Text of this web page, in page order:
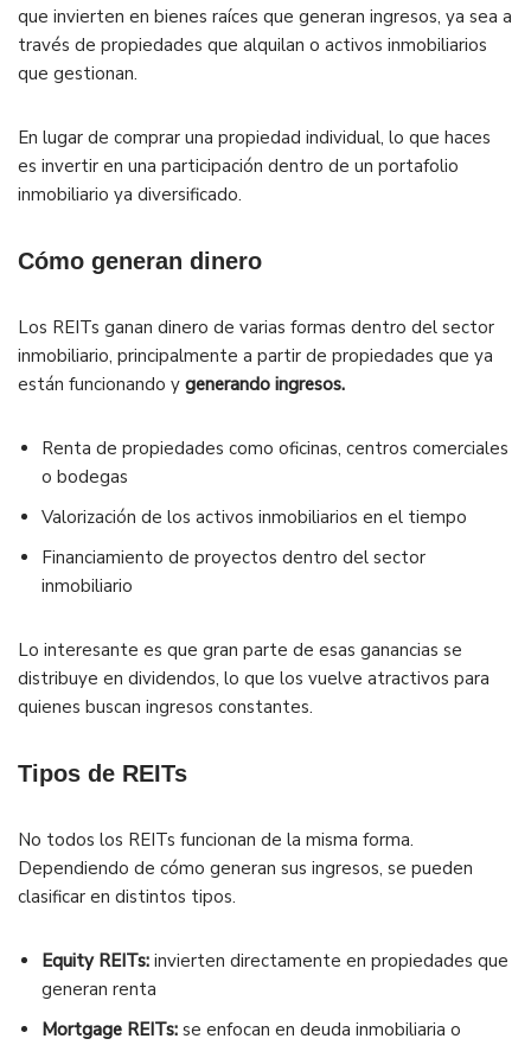
que invierten en bienes raíces que generan ingresos, ya sea a
través de propiedades que alquilan o activos inmobiliarios
que gestionan.
En lugar de comprar una propiedad individual, lo que haces
es invertir en una participación dentro de un portafolio
inmobiliario ya diversificado.
Cómo generan dinero
Los REITs ganan dinero de varias formas dentro del sector
inmobiliario, principalmente a partir de propiedades que ya
están funcionando y generando ingresos.
Renta de propiedades como oficinas, centros comerciales
o bodegas
Valorización de los activos inmobiliarios en el tiempo
Financiamiento de proyectos dentro del sector
inmobiliario
Lo interesante es que gran parte de esas ganancias se
distribuye en dividendos, lo que los vuelve atractivos para
quienes buscan ingresos constantes.
Tipos de REITs
No todos los REITs funcionan de la misma forma.
Dependiendo de cómo generan sus ingresos, se pueden
clasificar en distintos tipos.
Equity REITs: invierten directamente en propiedades que
generan renta
Mortgage REITs: se enfocan en deuda inmobiliaria o